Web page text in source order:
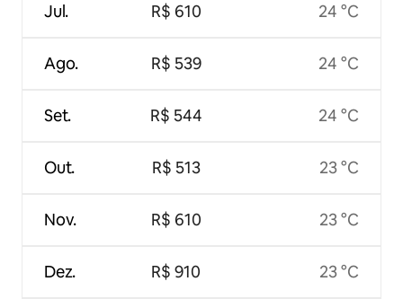
Jul.
Ago.
Set.
Out.
Nov.
Dez.
R$ 610
R$ 539
R$ 544
R$ 513
R$ 610
R$ 910
24 °C
24 °C
24 °C
23 °C
23 °C
23 °C